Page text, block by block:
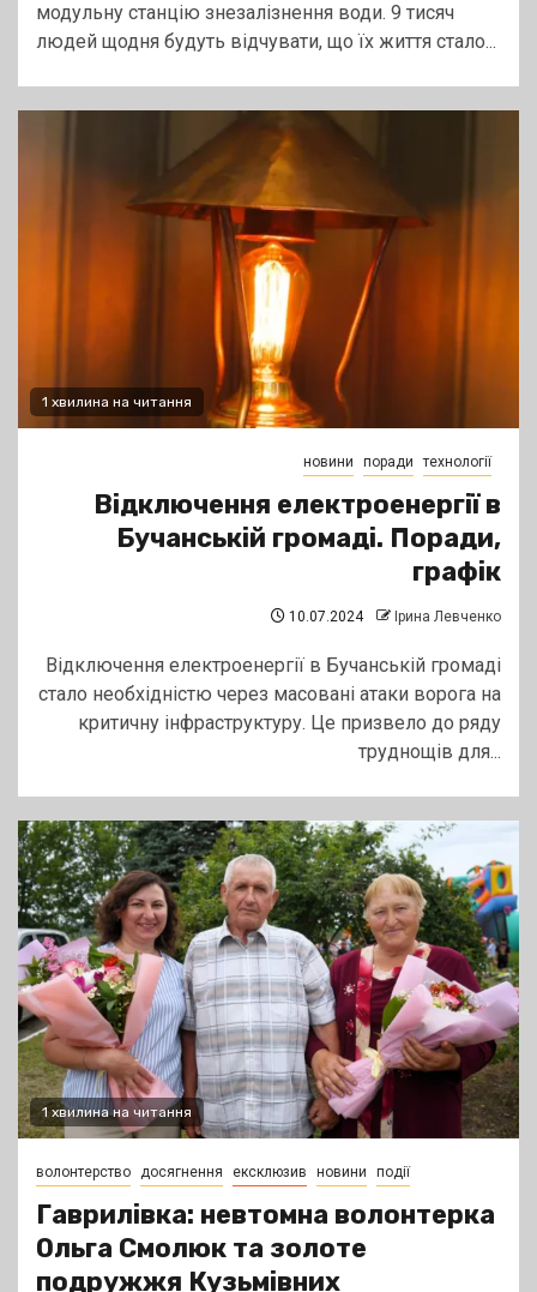
модульну станцію знезалізнення води. 9 тисяч
людей щодня будуть відчувати, що їх життя стало...
1 хвилина на читання
новини поради технології
Відключення електроенергії в
Бучанській громаді. Поради,
графік
10.07.2024 Ірина Левченко
Відключення електроенергії в Бучанській громаді
стало необхідністю через масовані атаки ворога на
критичну інфраструктуру. Це призвело до ряду
труднощів для...
1 хвилина на читання
волонтерство досягнення ексклюзив новини події
Гаврилівка: невтомна волонтерка
Ольга Смолюк та золоте
подружжя Кузьмівних